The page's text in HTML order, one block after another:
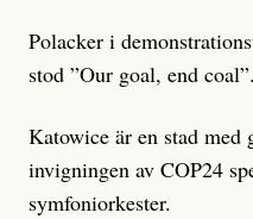
Polacker i
stod ”Our goal, end coal”.
Katowice är en stad med
invigningen av COP24
symfoniorkester.